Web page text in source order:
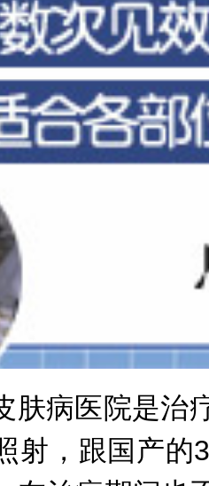
病医院是治
射，跟国产